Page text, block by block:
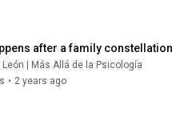
after a family
León | Más Allá de la Psicología
• 2 years ago